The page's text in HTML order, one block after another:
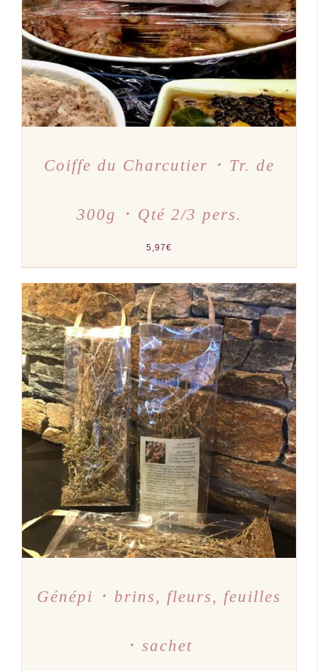
Coiffe du Charcutier ･ Tr. de
300g ･ Qté 2/3 pers.
5,97€
AJOUTER AU PANIER
/
DÉTAILS
Génépi ･ brins, fleurs, feuilles
･ sachet